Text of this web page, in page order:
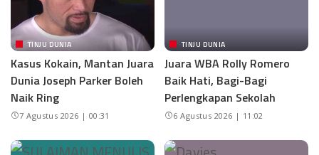
TINJU DUNIA
Kasus Kokain, Mantan Juara
Dunia Joseph Parker Boleh
Naik Ring
7 Agustus 2026 | 00:31
TINJU DUNIA
Juara WBA Rolly Romero
Baik Hati, Bagi-Bagi
Perlengkapan Sekolah
6 Agustus 2026 | 11:02